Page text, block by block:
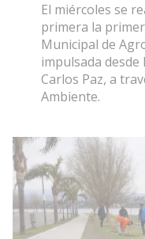
El miércoles se
primera la
Municipal de
impulsada desde
Carlos Paz, a
Ambiente.